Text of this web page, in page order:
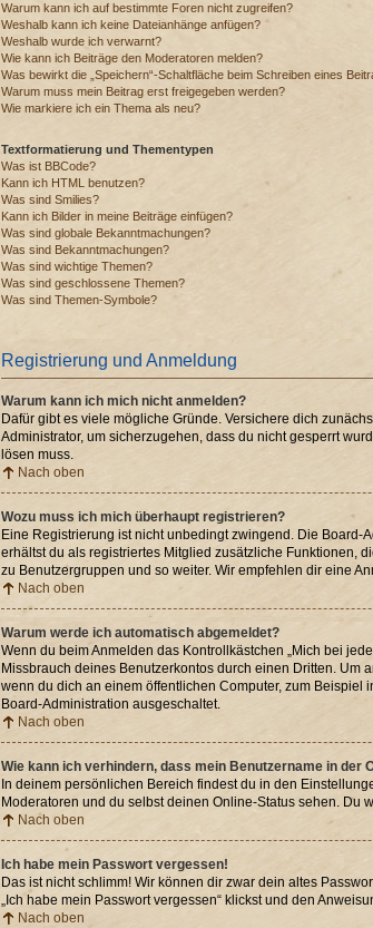
Warum kann ich auf bestimmte Foren nicht zugreifen?
Weshalb kann ich keine Dateianhänge anfügen?
Weshalb wurde ich verwarnt?
Wie kann ich Beiträge den Moderatoren melden?
Was bewirkt die „Speichern“-Schaltfläche beim Schreiben eines
Warum muss mein Beitrag erst freigegeben werden?
Wie markiere ich ein Thema als neu?
Textformatierung und Thementypen
Was ist BBCode?
Kann ich HTML benutzen?
Was sind Smilies?
Kann ich Bilder in meine Beiträge einfügen?
Was sind globale Bekanntmachungen?
Was sind Bekanntmachungen?
Was sind wichtige Themen?
Was sind geschlossene Themen?
Was sind Themen-Symbole?
Registrierung und Anmeldung
Warum kann ich mich nicht anmelden?
Dafür gibt es viele mögliche Gründe. Versichere dich
Administrator, um sicherzugehen, dass du nicht gesperrt
lösen muss.
Nach oben
Wozu muss ich mich überhaupt registrieren?
Eine Registrierung ist nicht unbedingt zwingend. Die Board-
erhältst du als registriertes Mitglied zusätzliche Funktionen,
zu Benutzergruppen und so weiter. Wir empfehlen dir eine
Nach oben
Warum werde ich automatisch abgemeldet?
Wenn du beim Anmelden das Kontrollkästchen „Mich bei
Missbrauch deines Benutzerkontos durch einen Dritten.
wenn du dich an einem öffentlichen Computer, zum Beispiel
Board-Administration ausgeschaltet.
Nach oben
Wie kann ich verhindern, dass mein Benutzername in der
In deinem persönlichen Bereich findest du in den
Moderatoren und du selbst deinen Online-Status sehen. Du
Nach oben
Ich habe mein Passwort vergessen!
Das ist nicht schlimm! Wir können dir zwar dein altes
„Ich habe mein Passwort vergessen“ klickst und den
Nach oben